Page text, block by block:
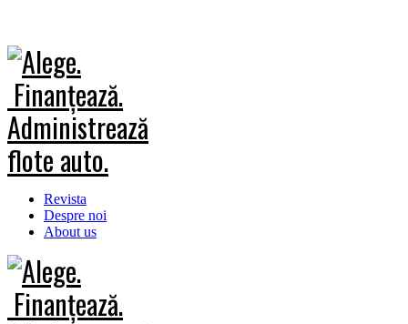
Revista
Despre noi
About us